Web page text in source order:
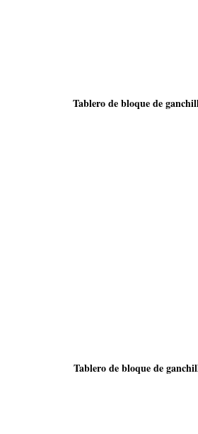
Tablero de bloque de
Tablero de bloque de